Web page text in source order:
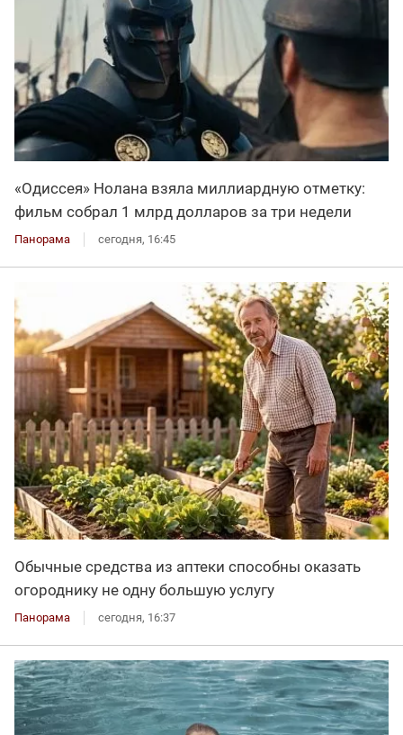
«Одиссея» Нолана взяла миллиардную отметку:
фильм собрал 1 млрд долларов за три недели
Панорама сегодня, 16:45
Обычные средства из аптеки способны оказать
огороднику не одну большую услугу
Панорама сегодня, 16:37